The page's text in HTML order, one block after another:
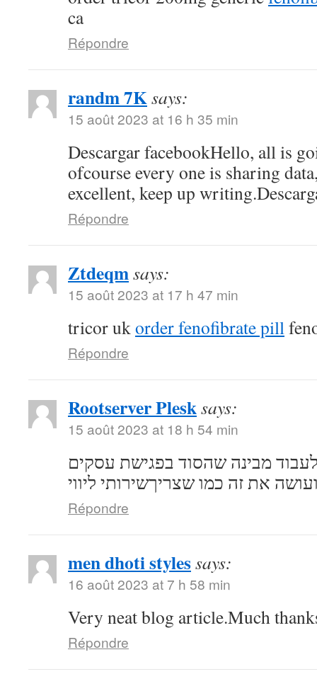
ca
Répondre
randm 7Ksays:
15 août 2023 at 16 h 35 min
Descargar facebookHello, all is
ofcourse every one is sharing
excellent, keep up
Répondre
Ztdeqmsays:
15 août 2023 at 17 h 47 min
tricor ukorder fenofibrate pill
Répondre
Rootserver Plesksays:
15 août 2023 at 18 h 54 min
מבינה שהסוד בפגישת עסקים
את זה כמו שצריךשירותי ליווי
Répondre
men dhoti stylessays:
16 août 2023 at 7 h 58 min
Very neat blog article.Much
Répondre